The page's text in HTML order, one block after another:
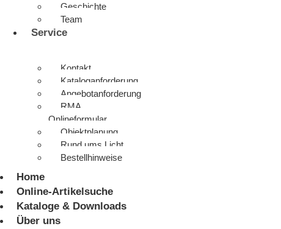
Geschichte
Team
Service
Kontakt
Kataloganforderung
Angebotanforderung
RMA
Onlineformular
Objektplanung
Rund ums Licht
Bestellhinweise
Home
Online-Artikelsuche
Kataloge & Downloads
Über uns